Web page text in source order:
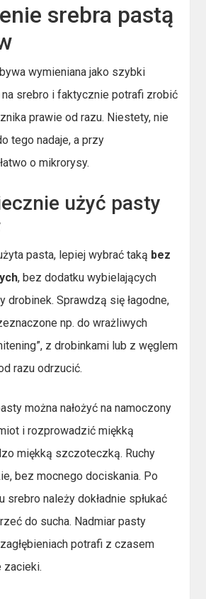
srebra pastą
wymieniana jako szybki
srebro i faktycznie potrafi zrobić
prawie od razu. Niestety, nie
tego nadaje, a przy
o mikrorysy.
użyć pasty
pasta, lepiej wybrać taką bez
, bez dodatku wybielających
drobinek. Sprawdzą się łagodne,
np. do wrażliwych
z drobinkami lub z węglem
razu odrzucić.
można nałożyć na namoczony
i rozprowadzić miękką
miękką szczoteczką. Ruchy
bez mocnego dociskania. Po
srebro należy dokładnie spłukać
do sucha. Nadmiar pasty
potrafi z czasem
zacieki.